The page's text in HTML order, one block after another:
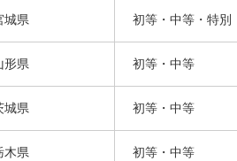
城県 初等・中等・特別
形県 初等・中等
城県 初等・中等
木県 初等・中等